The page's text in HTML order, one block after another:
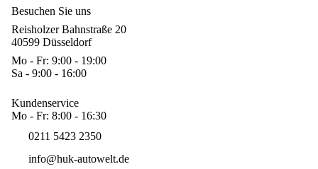
Besuchen Sie uns
Reisholzer Bahnstraße 20
40599 Düsseldorf
Mo - Fr: 9:00 - 19:00
Sa - 9:00 - 16:00
Kundenservice
Mo - Fr: 8:00 - 16:30
0211 5423 2350
info@huk-autowelt.de